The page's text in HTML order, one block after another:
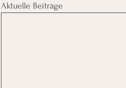
Aktuelle Beiträge